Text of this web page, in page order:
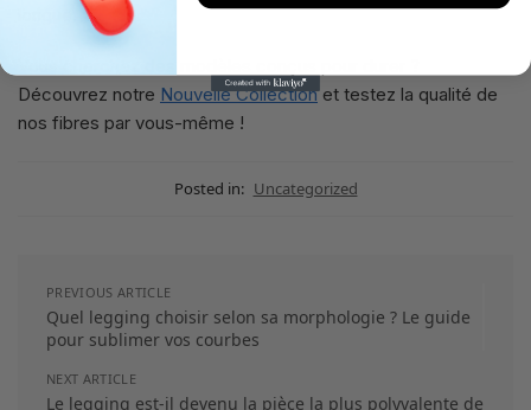
Découvrez notre Nouvelle Collectionet testez la qualité de
nos fibres par vous-même !
Posted in: Uncategorized
PREVIOUS ARTICLE
Quel legging choisir selon sa morphologie ? Le guide
pour sublimer vos courbes
NEXT ARTICLE
Le legging est-il devenu la pièce la plus polyvalente de